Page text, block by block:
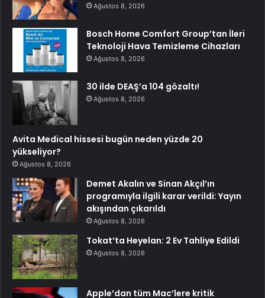
Ağustos 8, 2026
Bosch Home Comfort Group’tan İleri
Teknoloji Hava Temizleme Cihazları
Ağustos 8, 2026
30 ilde DEAŞ’a 104 gözaltı!
Ağustos 8, 2026
Avita Medical hissesi bugün neden yüzde 20
yükseliyor?
Ağustos 8, 2026
Demet Akalın ve Sinan Akçıl’ın
programıyla ilgili karar verildi: Yayın
akışından çıkarıldı
Ağustos 8, 2026
Tokat’ta Heyelan: 2 Ev Tahliye Edildi
Ağustos 8, 2026
Apple’dan tüm Mac’lere kritik